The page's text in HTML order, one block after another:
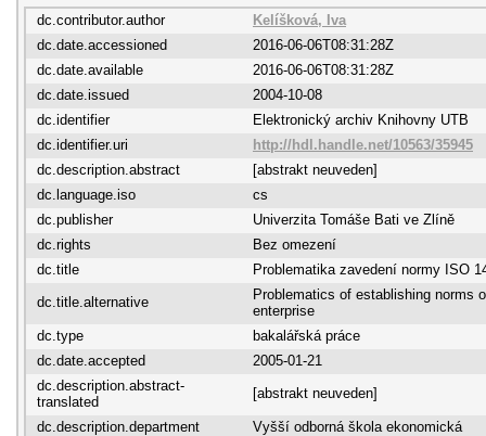
dc.contributor.author
Kelíšková, Iva
dc.date.accessioned
2016-06-06T08:31:28Z
dc.date.available
2016-06-06T08:31:28Z
dc.date.issued
2004-10-08
dc.identifier
Elektronický archiv Knihovny UTB
dc.identifier.uri
http://hdl.handle.net/10563/35945
dc.description.abstract
[abstrakt neuveden]
dc.language.iso
cs
dc.publisher
Univerzita Tomáše Bati ve Zlíně
dc.rights
Bez omezení
dc.title
Problematika zavedení normy ISO
dc.title.alternative
Problematics of establishing norms
enterprise
dc.type
bakalářská práce
dc.date.accepted
2005-01-21
dc.description.abstract-
translated
[abstrakt neuveden]
dc.description.department
Vyšší odborná škola ekonomická